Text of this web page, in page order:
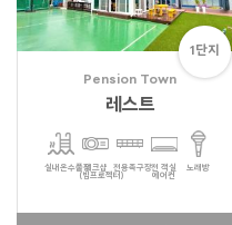
1단지
Pension Town
레스트
실내온수풀장워크샵
(빔프로젝터)
전용족구장전 객실
에어컨
노래방